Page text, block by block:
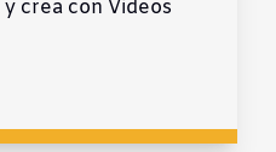
crea con Videos